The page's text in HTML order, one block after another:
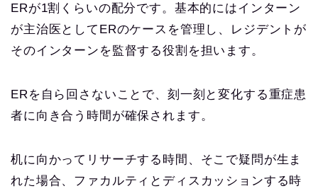
ERが1割くらいの配分です。基本的にはインターン
が主治医としてERのケースを管理し、レジデントが
そのインターンを監督する役割を担います。
ERを自ら回さないことで、刻一刻と変化する重症患
者に向き合う時間が確保されます。
机に向かってリサーチする時間、そこで疑問が生ま
れた場合、ファカルティとディスカッションする時